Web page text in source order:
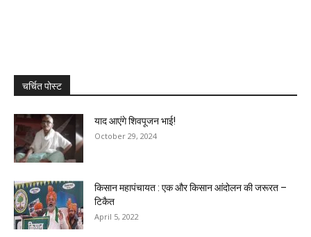
चर्चित पोस्ट
याद आएंगे शिवपूजन भाई!
October 29, 2024
किसान महापंचायत : एक और किसान आंदोलन की जरूरत –
टिकैत
April 5, 2022